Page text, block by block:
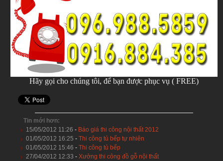
Hãy gọi cho chúng tôi, để bạn được phục vụ ( FREE)
Tin mới hơn:
15/05/2012 11:26 - Báo giá thi công nội thất 2012
01/05/2012 16:25 - Thi công tủ bếp tự nhiên
01/05/2012 15:46 - Thi công tủ bếp
27/04/2012 12:33 - Xưởng thi công đồ gỗ nội thất